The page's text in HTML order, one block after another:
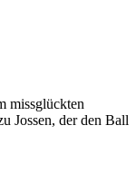
missglückten
Jossen, der den Ball